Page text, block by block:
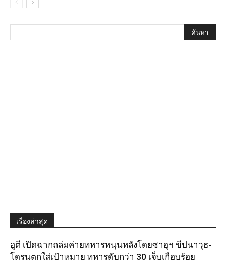
เรื่องล่าสุด
ฮูตี เปิดฉากถล่มค่ายทหารหนุนหลังโดยซาอุฯ ขีปนาวุธ-
โดรนตกใส่เป้าหมาย ทหารดับกว่า 30 เจ็บเกือบร้อย